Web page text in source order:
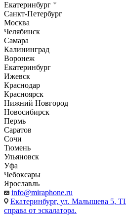
Екатеринбург
Санкт-Петербург
Москва
Челябинск
Самара
Калининград
Воронеж
Екатеринбург
Ижевск
Краснодар
Красноярск
Нижний Новгород
Новосибирск
Пермь
Саратов
Сочи
Тюмень
Ульяновск
Уфа
Чебоксары
Ярославль
info@miraphone.ru
Екатеринбург, ул. Малышева 5,
справа от эскалатора.